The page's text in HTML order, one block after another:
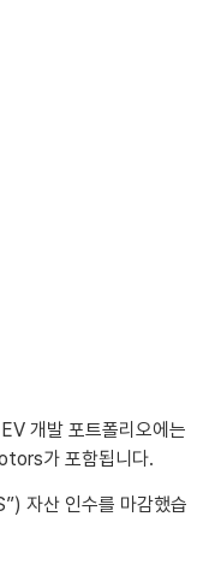
개발 포트폴리오에는
가 포함됩니다.
자산 인수를 마감했습